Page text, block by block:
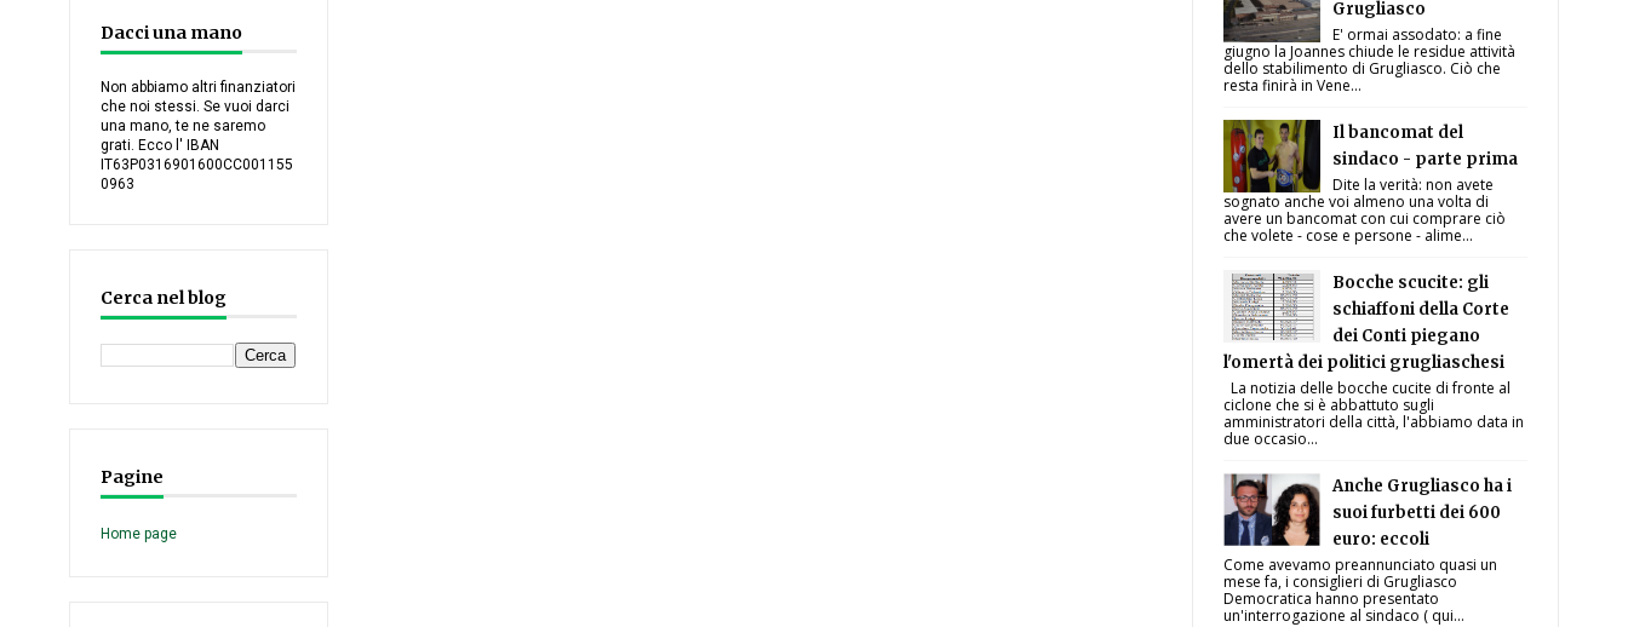
Dacci una mano
Non abbiamo altri finanziatori
che noi stessi. Se vuoi darci
una mano, te ne saremo
grati. Ecco l' IBAN
IT63P0316901600CC001155
0963
Cerca nel blog
Pagine
Home page
Grugliasco
E' ormai assodato: a fine
giugno la Joannes chiude le residue attività
dello stabilimento di Grugliasco. Ciò che
resta finirà in Vene...
Il bancomat del
sindaco - parte prima
Dite la verità: non avete
sognato anche voi almeno una volta di
avere un bancomat con cui comprare ciò
che volete - cose e persone - alime...
Bocche scucite: gli
schiaffoni della Corte
dei Conti piegano
l'omertà dei politici grugliaschesi
La notizia delle bocche cucite di fronte al
ciclone che si è abbattuto sugli
amministratori della città, l'abbiamo data in
due occasio...
Anche Grugliasco ha i
suoi furbetti dei 600
euro: eccoli
Come avevamo preannunciato quasi un
mese fa, i consiglieri di Grugliasco
Democratica hanno presentato
un'interrogazione al sindaco ( qui...